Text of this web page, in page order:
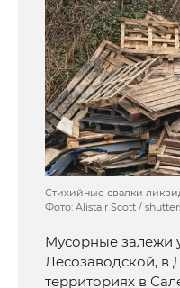
Стихийные свалки
Фото: Alistair Scott /
Мусорные залежи
Лесозаводской, в
территориях в